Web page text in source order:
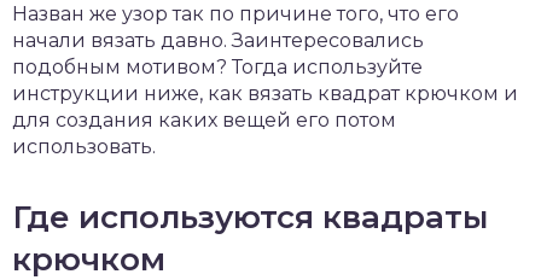
Назван же узор так по причине того, что его
начали вязать давно. Заинтересовались
подобным мотивом? Тогда используйте
инструкции ниже, как вязать квадрат крючком и
для создания каких вещей его потом
использовать.
Где используются квадраты
крючком